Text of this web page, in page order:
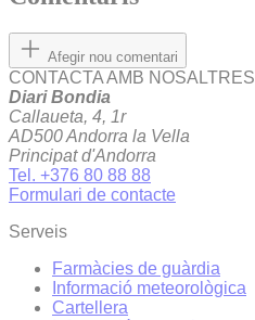
Afegir nou comentari
CONTACTA AMB NOSALTRES
Diari Bondia
Callaueta, 4, 1r
AD500 Andorra la Vella
Principat d'Andorra
Tel. +376 80 88 88
Formulari de contacte
Serveis
Farmàcies de guàrdia
Informació meteorològica
Cartellera